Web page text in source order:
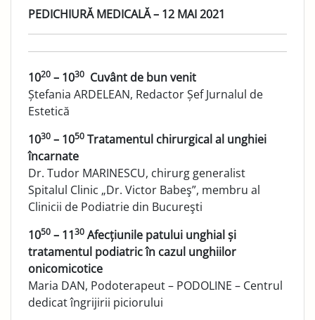
PEDICHIURĂ MEDICALĂ – 12 MAI 2021
1020 – 1030 Cuvânt de bun venit
Ștefania ARDELEAN, Redactor Șef Jurnalul de
Estetică
1030 – 1050 Tratamentul chirurgical al unghiei
încarnate
Dr. Tudor MARINESCU, chirurg generalist
Spitalul Clinic „Dr. Victor Babeş”, membru al
Clinicii de Podiatrie din Bucureşti
1050 – 1130 Afecțiunile patului unghial și
tratamentul podiatric în cazul unghiilor
onicomicotice
Maria DAN, Podoterapeut – PODOLINE – Centrul
dedicat îngrijirii piciorului